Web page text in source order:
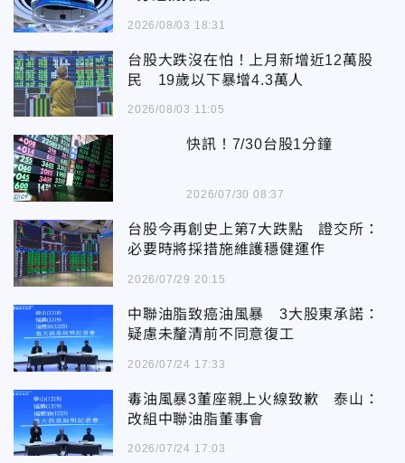
2026/08/03 18:31
台股大跌沒在怕！上月新增近12萬股
民 19歲以下暴增4.3萬人
2026/08/03 11:05
快訊！7/30台股1分鐘
2026/07/30 08:37
台股今再創史上第7大跌點 證交所：
必要時將採措施維護穩健運作
2026/07/29 20:15
中聯油脂致癌油風暴 3大股東承諾：
疑慮未釐清前不同意復工
2026/07/24 17:33
毒油風暴3董座親上火線致歉 泰山：
改組中聯油脂董事會
2026/07/24 17:03